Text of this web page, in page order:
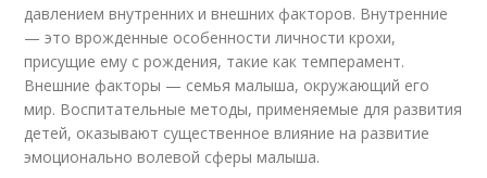
давлением внутренних и внешних факторов. Внутренние
— это врожденные особенности личности крохи,
присущие ему с рождения, такие как темперамент.
Внешние факторы — семья малыша, окружающий его
мир. Воспитательные методы, применяемые для развития
детей, оказывают существенное влияние на развитие
эмоционально волевой сферы малыша.